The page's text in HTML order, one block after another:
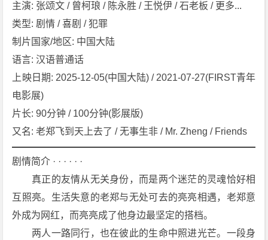
的
2
情]
罪]
4
K
下
主演: 张颂文 / 曾柯琅 / 陈永胜 / 王悦伊 / 石老板 / 更多...
类型: 剧情 / 喜剧 / 犯罪
制片国家/地区: 中国大陆
语言: 汉语普通话
上映日期: 2025-12-05(中国大陆) / 2021-07-27(FIRST青年
电影展)
片长: 90分钟 / 100分钟(影展版)
又名: 老郑飞到天上去了 / 无事生非 / Mr. Zheng / Friends
剧情简介 · · · · · ·
真正的友情从无关身份，而是两个迷茫的灵魂恰好相
互照亮。生活失意的老郑与无处可去的亮亮相遇，老郑意
外成为网红，而亮亮成了他身边最坚定的搭档。
两人一路同行，也在彼此的生命中照进光芒。一段身